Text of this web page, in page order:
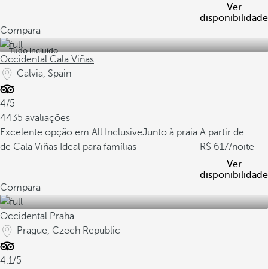
Ver
disponibilidade
Compara
Tudo incluído
Occidental Cala Viñas
Calvia, Spain
4/5
4435 avaliações
Excelente opção em All InclusiveJunto à praia
de Cala Viñas Ideal para famílias
A partir de
617/noite
Ver
disponibilidade
Compara
Occidental Praha
Prague, Czech Republic
4.1/5